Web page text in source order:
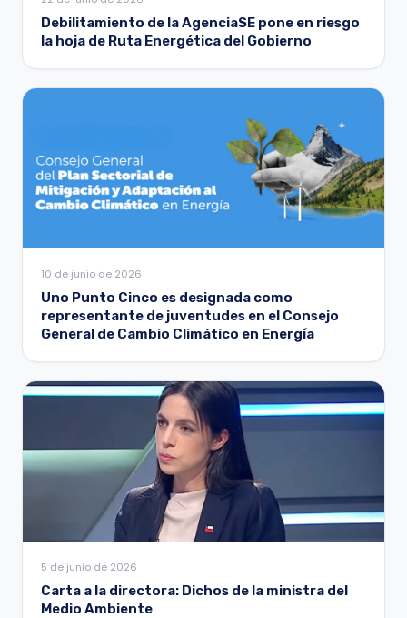
Debilitamiento de la AgenciaSE pone en riesgo
la hoja de Ruta Energética del Gobierno
10 de junio de 2026
Uno Punto Cinco es designada como
representante de juventudes en el Consejo
General de Cambio Climático en Energía
5 de junio de 2026
Carta a la directora: Dichos de la ministra del
Medio Ambiente